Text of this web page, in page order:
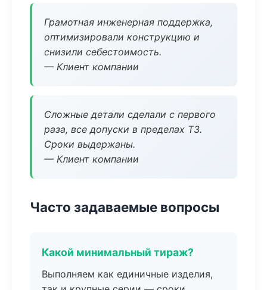
Грамотная инженерная поддержка,
оптимизировали конструкцию и
снизили себестоимость.
— Клиент компании
Сложные детали сделали с первого
раза, все допуски в пределах ТЗ.
Сроки выдержаны.
— Клиент компании
Часто задаваемые вопросы
Какой минимальный тираж?
Выполняем как единичные изделия,